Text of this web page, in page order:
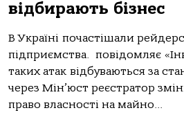
відбирають бізнес
В Україні почастішали
підприємства. повідомляє
таких атак відбуваються за
через Мін’юст реєстратор
право власності на майно...